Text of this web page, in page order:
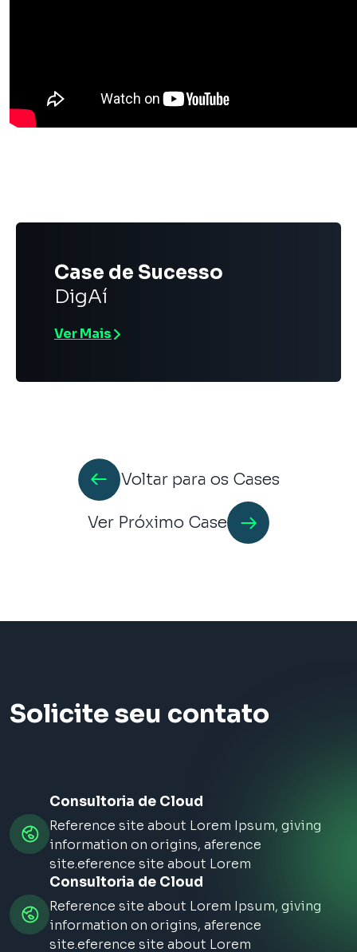
Case de Sucesso
DigAí
Ver Mais
Voltar para os Cases
Ver Próximo Case
Solicite seu contato
Consultoria de Cloud
Reference site about Lorem Ipsum, giving
information on origins, aference
site.eference site about Lorem
Consultoria de Cloud
Reference site about Lorem Ipsum, giving
information on origins, aference
site.eference site about Lorem